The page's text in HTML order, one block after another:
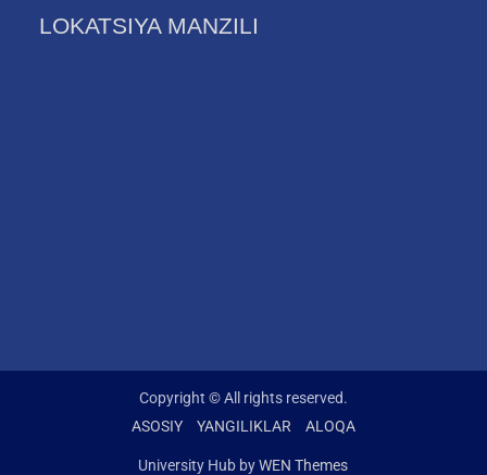
LOKATSIYA MANZILI
Copyright © All rights reserved.
ASOSIY
YANGILIKLAR ALOQA
University Hub byWEN Themes